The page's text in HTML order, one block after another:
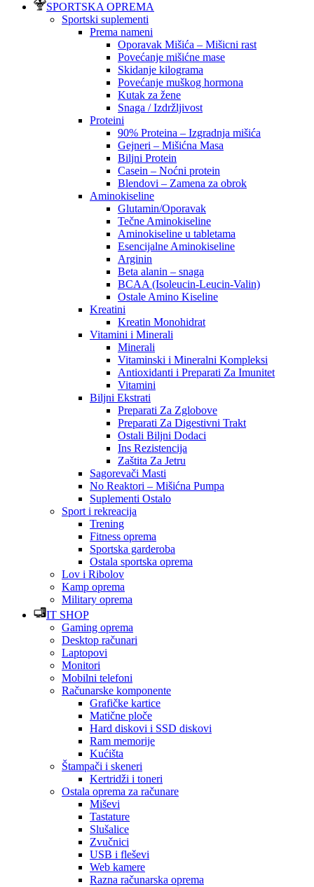
SPORTSKA OPREMA
Sportski suplementi
Prema nameni
Oporavak Mišića – Mišicni rast
Povećanje mišićne mase
Skidanje kilograma
Povećanje muškog hormona
Kutak za žene
Snaga / Izdržljivost
Proteini
90% Proteina – Izgradnja mišića
Gejneri – Mišićna Masa
Biljni Protein
Casein – Noćni protein
Blendovi – Zamena za obrok
Aminokiseline
Glutamin/Oporavak
Tečne Aminokiseline
Aminokiseline u tabletama
Esencijalne Aminokiseline
Arginin
Beta alanin – snaga
BCAA (Isoleucin-Leucin-Valin)
Ostale Amino Kiseline
Kreatini
Kreatin Monohidrat
Vitamini i Minerali
Minerali
Vitaminski i Mineralni Kompleksi
Antioxidanti i Preparati Za Imunitet
Vitamini
Biljni Ekstrati
Preparati Za Zglobove
Preparati Za Digestivni Trakt
Ostali Biljni Dodaci
Ins Rezistencija
Zaštita Za Jetru
Sagorevači Masti
No Reaktori – Mišićna Pumpa
Suplementi Ostalo
Sport i rekreacija
Trening
Fitness oprema
Sportska garderoba
Ostala sportska oprema
Lov i Ribolov
Kamp oprema
Military oprema
IT SHOP
Gaming oprema
Desktop računari
Laptopovi
Monitori
Mobilni telefoni
Računarske komponente
Grafičke kartice
Matične ploče
Hard diskovi i SSD diskovi
Ram memorije
Kućišta
Štampači i skeneri
Kertridži i toneri
Ostala oprema za računare
Miševi
Tastature
Slušalice
Zvučnici
USB i fleševi
Web kamere
Razna računarska oprema